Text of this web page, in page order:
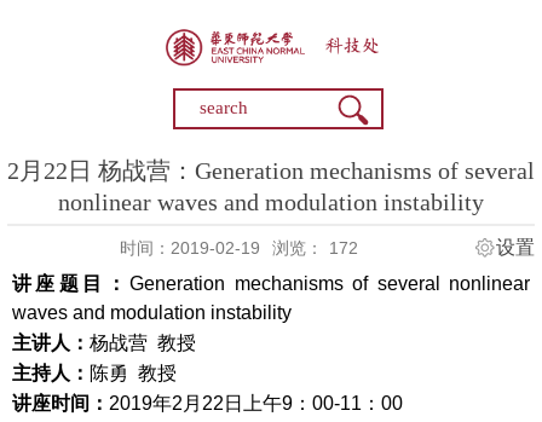
2月22日 杨战营：Generation mechanisms of several
nonlinear waves and modulation instability
时间：2019-02-19 浏览： 172
设置
讲座题目：Generation mechanisms of several nonlinear
waves and modulation instability
主讲人： 杨战营 教授
主持人： 陈勇 教授
讲座时间： 2019年2 月 22 日 上午9 ： 00-11 ： 00